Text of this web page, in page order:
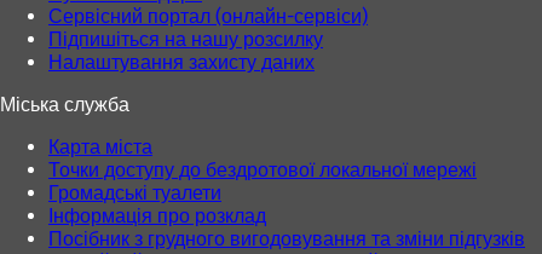
Сервісний портал (онлайн-сервіси)
Підпишіться на нашу розсилку
Налаштування захисту даних
Міська служба
Карта міста
Точки доступу до бездротової локальної мережі
Громадські туалети
Інформація про розклад
Посібник з грудного вигодовування та зміни підгузків